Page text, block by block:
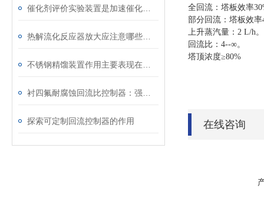
探索可定制回流控制器的作用
全回流：塔板效率
部分回流：塔板效率
上升蒸汽量： 2 L/h。
回流比： 4--∞。
塔顶浓度≥80%
在线咨询